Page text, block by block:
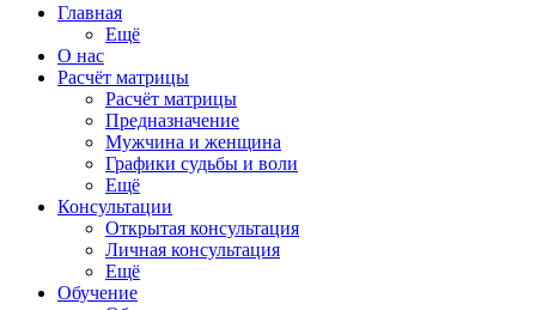
Главная
Ещё
О нас
Расчёт матрицы
Расчёт матрицы
Предназначение
Мужчина и женщина
Графики судьбы и воли
Ещё
Консультации
Открытая консультация
Личная консультация
Ещё
Обучение